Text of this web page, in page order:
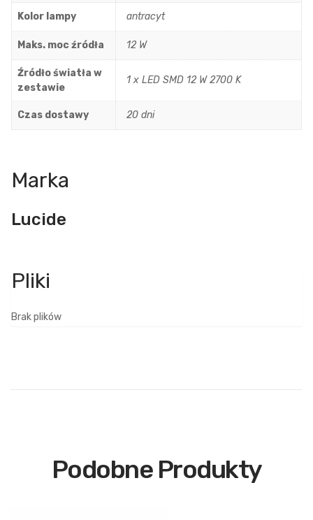
Kolor lampy antracyt
Maks. moc źródła 12 W
Źródło światła w
zestawie
1 x LED SMD 12 W 2700 K
Czas dostawy 20 dni
Marka
Lucide
Brak plików
Podobne Produkty